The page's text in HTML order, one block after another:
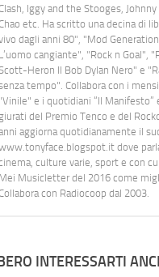
Clash, Iggy and the Stooges,
Chao etc. Ha scritto una decina di
dagli anni 80", "Mod
L’uomo cangiante", "Rock n Goal",
Heron Il Bob Dylan Nero" e
tempo". Collabora con i
"Vinile" e i quotidiani “Il Manifesto”
del Premio Tenco e del
aggiorna quotidianamente il
dove
culture varie, sport e con
Mei Musicletter del 2016 come
Collabora con Radiocoop dal 2003.
INTERESSARTI